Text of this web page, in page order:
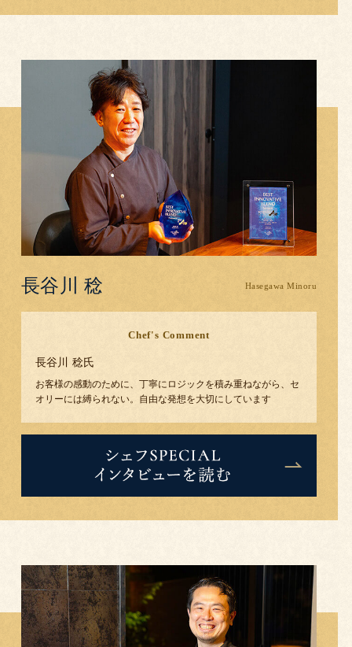
長谷川 稔
Chef's Comment
長谷川 稔氏
お客様の感動のために、丁寧にロジックを積み重ねながら、セ
オリーには縛られない。自由な発想を大切にしています